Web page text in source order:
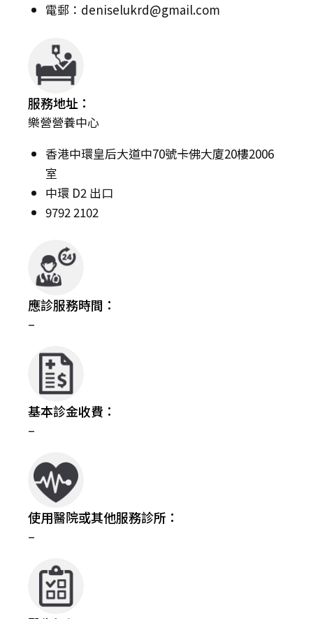
電郵： deniselukrd@gmail.com
服務地址：
樂營營養中心
香港中環皇后大道中70號卡佛大廈20樓2006
室
中環 D2 出口
9792 2102
應診服務時間：
–
基本診金收費：
–
使用醫院或其他服務診所：
–